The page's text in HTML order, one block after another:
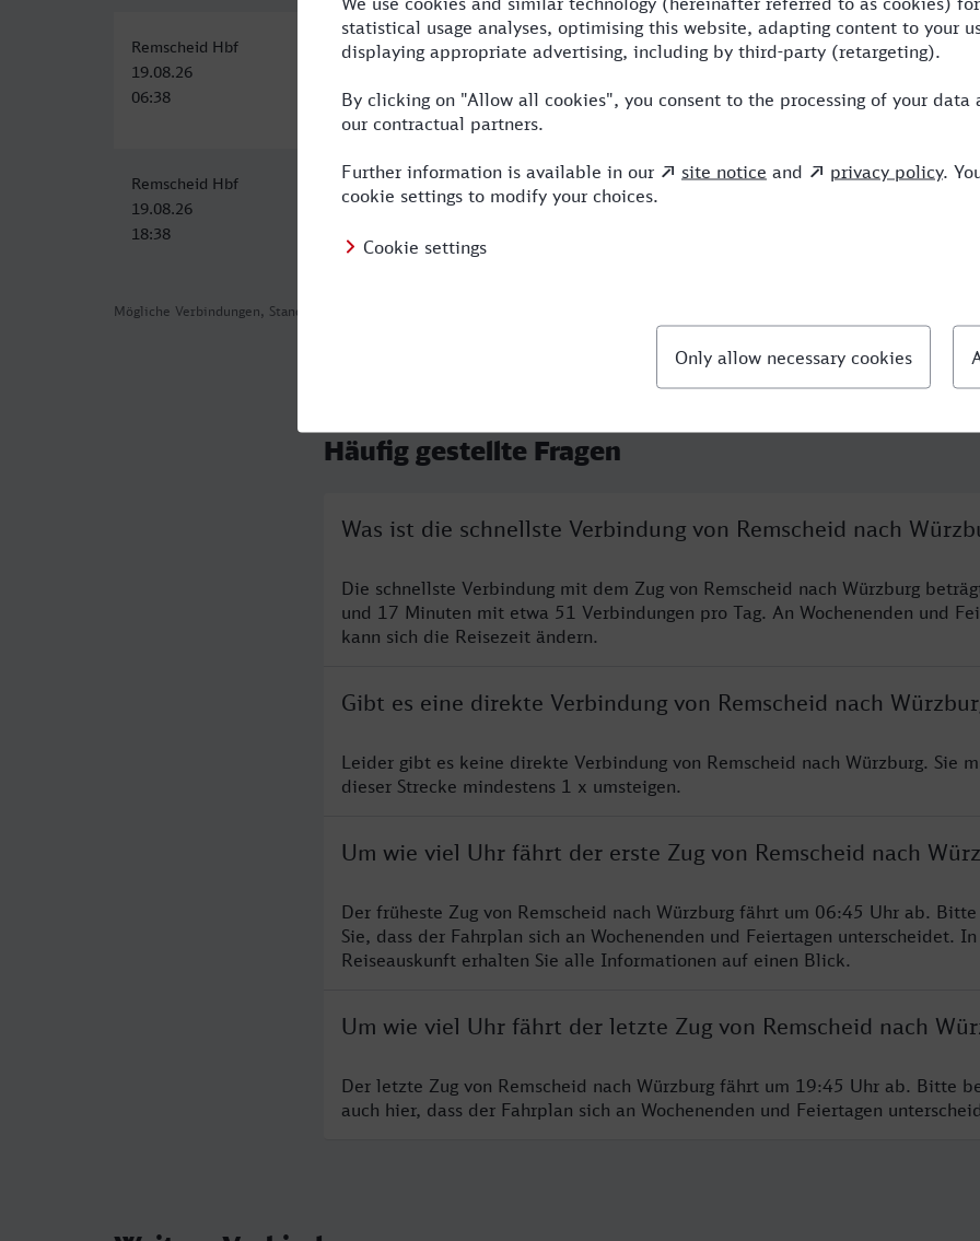
Mögliche Verbindungen, Stand: 2026-08-05 13:47
Remscheid Hbf
19.08.26
06:38
Würzburg Hbf
10:03
3:25 2 R,NX,ICE
Remscheid Hbf
19.08.26
18:38
Würzburg Hbf
19.08.26
3:24 2 R,NX,ICE
Häufig gestellte Fragen
Was ist die schnellste Verbindung von Remscheid nach
Die schnellste Verbindung mit dem Zug von Remscheid nach Würzburg
und 17 Minuten mit etwa 51 Verbindungen pro Tag. An Wochenenden und
kann sich die Reisezeit ändern.
Gibt es eine direkte Verbindung von Remscheid nach
Leider gibt es keine direkte Verbindung von Remscheid nach Würzburg. Sie
dieser Strecke mindestens 1 x umsteigen.
Um wie viel Uhr fährt der erste Zug von Remscheid nach
Der früheste Zug von Remscheid nach Würzburg fährt um 06:45 Uhr ab.
Sie, dass der Fahrplan sich an Wochenenden und Feiertagen unterscheidet.
Reiseauskunft erhalten Sie alle Informationen auf einen Blick.
Um wie viel Uhr fährt der letzte Zug von Remscheid nach
Der letzte Zug von Remscheid nach Würzburg fährt um 19:45 Uhr ab. Bitte
auch hier, dass der Fahrplan sich an Wochenenden und Feiertagen